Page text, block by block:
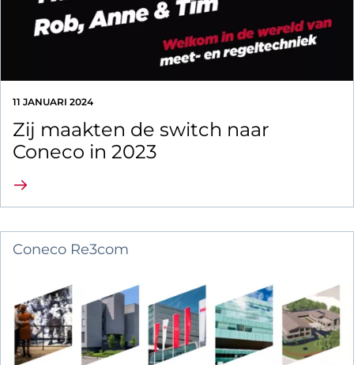
11 JANUARI 2024
Zij maakten de switch naar
Coneco in 2023
Lees verder
Coneco Re3com